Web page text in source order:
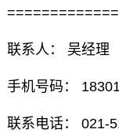
联系人： 吴经理
手机号码：
联系电话： 021-